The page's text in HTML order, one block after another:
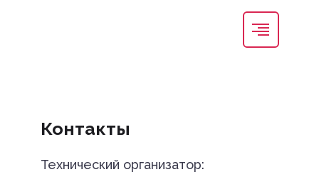
Контакты
Технический организатор: